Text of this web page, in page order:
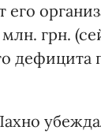
грн.
дефицита